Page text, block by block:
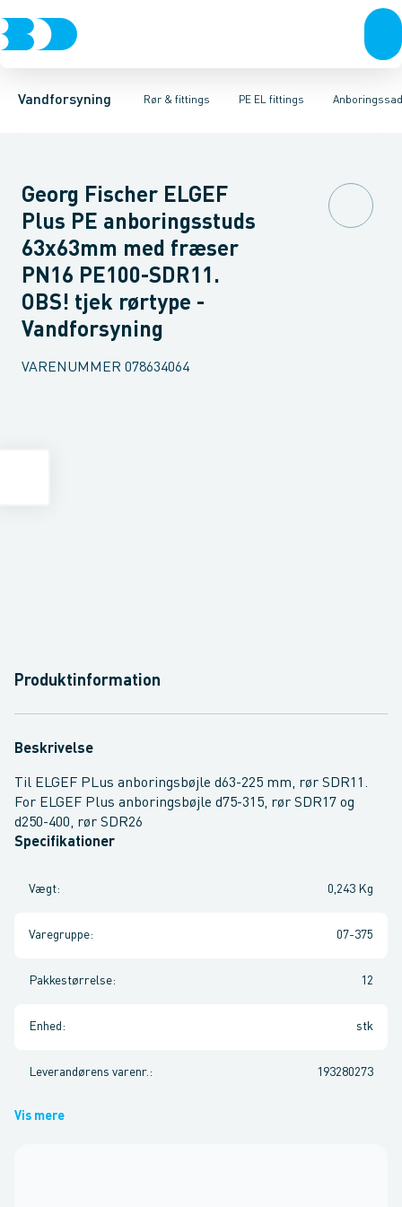
Vandforsyning Rør & fittings
Rør & fittingsKoblinger & anboringerMuffer, klemmer &
PE EL fittings
PE rørPE EL fittingsPE fittings Duktiljern fittings
VinklerT-stykker SvejsemufferReduktionerAnboringssadler-
Georg Fischer ELGEF
Plus PE anboringsstuds
63x63mm med fræser
PN16 PE100-SDR11.
OBS! tjek rørtype -
Vandforsyning
VARENUMMER 078634064
Produktinformation
Beskrivelse
Til ELGEF PLus anboringsbøjle d63-225 mm, rør SDR11.
For ELGEF Plus anboringsbøjle d75-315, rør SDR17 og
d250-400, rør SDR26
Specifikationer
Vægt: 0,243 Kg
Varegruppe: 07-375
Pakkestørrelse: 12
Enhed : stk
Leverandørens varenr. : 193280273
Vis mere